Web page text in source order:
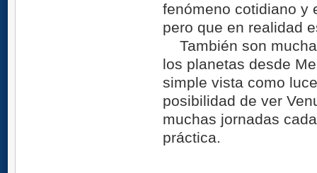
fenómeno cotidiano y
pero que en realidad
También son
los planetas desde
simple vista como
posibilidad de ver
muchas jornadas
práctica.